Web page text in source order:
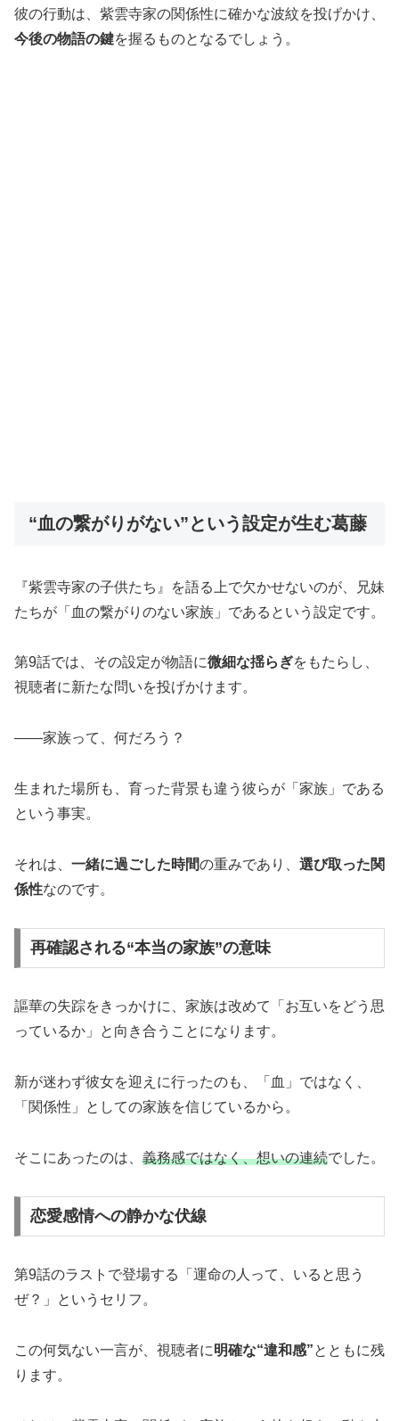
彼の行動は、紫雲寺家の関係性に確かな波紋を投げかけ、
今後の物語の鍵を握るものとなるでしょう。
“血の繋がりがない”という設定が生む葛藤
『紫雲寺家の子供たち』を語る上で欠かせないのが、兄妹
たちが「血の繋がりのない家族」であるという設定です。
第9話では、その設定が物語に微細な揺らぎをもたらし、
視聴者に新たな問いを投げかけます。
――家族って、何だろう？
生まれた場所も、育った背景も違う彼らが「家族」である
という事実。
それは、 一緒に過ごした時間の重みであり、 選び取った関
係性なのです。
再確認される“本当の家族”の意味
謳華の失踪をきっかけに、家族は改めて「お互いをどう思
っているか」と向き合うことになります。
新が迷わず彼女を迎えに行ったのも、「血」ではなく、
「関係性」としての家族を信じているから。
そこにあったのは、 義務感ではなく、想いの連続でした。
恋愛感情への静かな伏線
第9話のラストで登場する「運命の人って、いると思う
ぜ？」というセリフ。
この何気ない一言が、視聴者に明確な“違和感”とともに残
ります。